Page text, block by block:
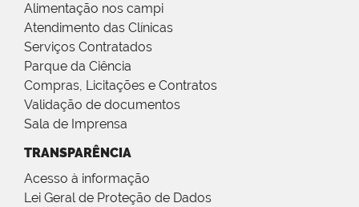
Alimentação nos campi
Atendimento das Clínicas
Serviços Contratados
Parque da Ciência
Compras, Licitações e Contratos
Validação de documentos
Sala de Imprensa
TRANSPARÊNCIA
Acesso à informação
Lei Geral de Proteção de Dados